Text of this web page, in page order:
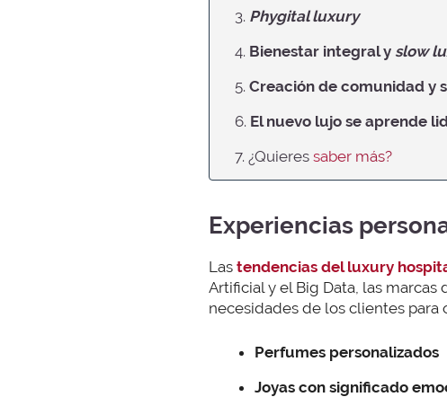
3. Phygital luxury
4. Bienestar integral y slow
5. Creación de comunidad y
6. El nuevo lujo se aprende
7. ¿Quieres saber más?
Experiencias
Las tendencias del luxury
Artificial y el Big Data, las
necesidades de los clientes
Perfumes personalizados
Joyas con significado